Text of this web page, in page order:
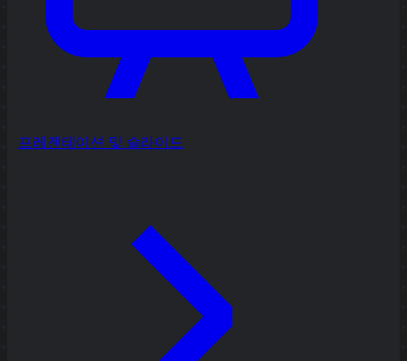
프레젠테이션 및 슬라이드